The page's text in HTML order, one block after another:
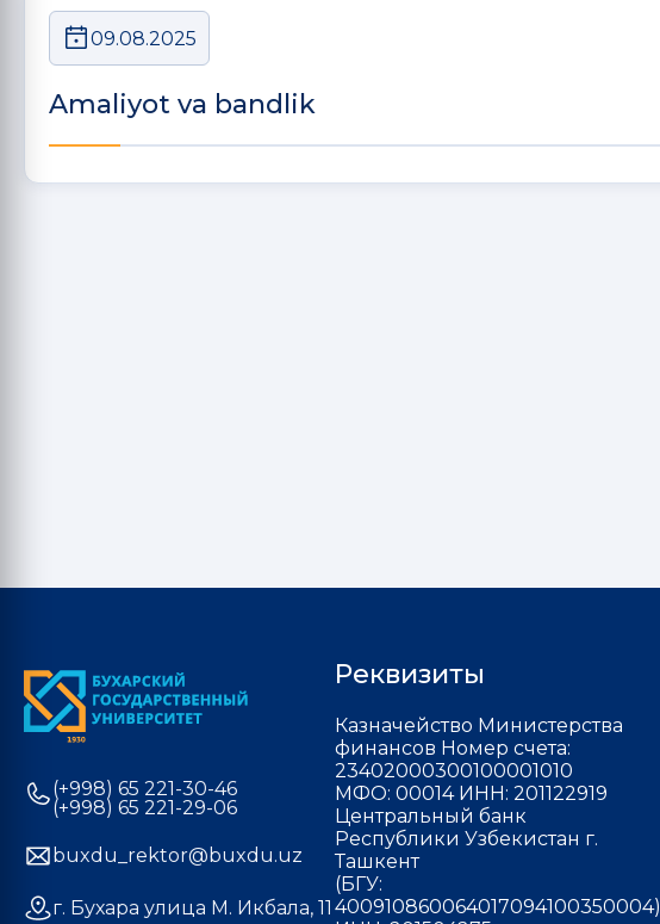
09.08.2025
Amaliyot va bandlik
(+998) 65 221-30-46
(+998) 65 221-29-06
buxdu_rektor@buxdu.uz
г. Бухара улица М. Икбала, 11
Реквизиты
Казначейство Министерства
финансов Номер счета:
23402000300100001010
МФО: 00014 ИНН: 201122919
Центральный банк
Республики Узбекистан г.
Ташкент
(БГУ:
400910860064017094100350004)